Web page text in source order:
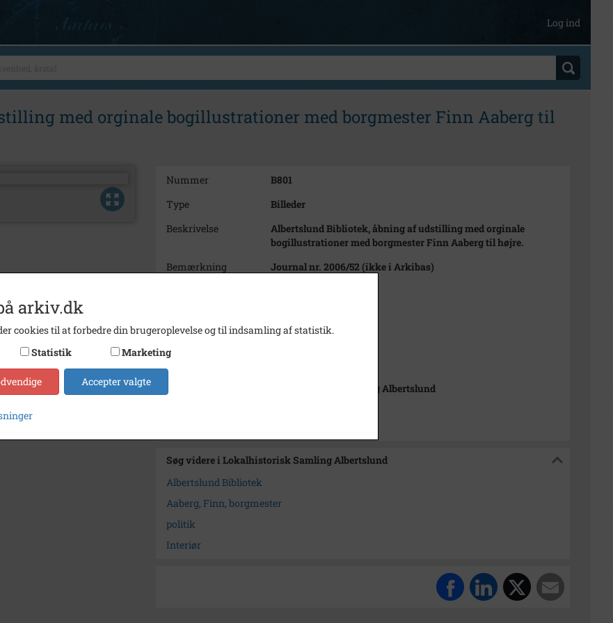
Log ind
med orginale bogillustrationer med borgmester Finn Aaberg til
Nummer
B801
Type
Billeder
Beskrivelse
Albertslund Bibliotek, åbning af udstilling med orginale
bogillustrationer med borgmester Finn Aaberg til højre.
Bemærkning
Journal nr. 2006/52 (ikke i Arkibas)
Fotograf
Ukendt
Lokalhistorisk Samling Albertslund
Søg videre i Lokalhistorisk Samling Albertslund
Albertslund Bibliotek
Aaberg, Finn, borgmester
politik
Interiør
arkiv.dk
cookies til at forbedre din brugeroplevelse og til indsamling af statistik.
Statistik Marketing
Accepter valgte